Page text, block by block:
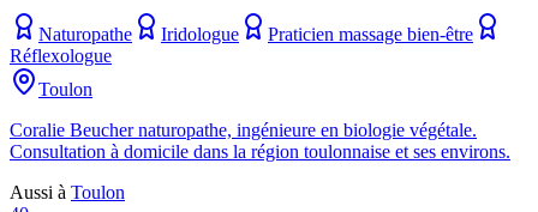
Naturopathe Iridologue
Praticien massage bien-être
Réflexologue
Toulon
Coralie Beucher naturopathe, ingénieure en biologie végétale.
Consultation à domicile dans la région toulonnaise et ses environs.
Aussi à Toulon